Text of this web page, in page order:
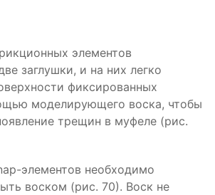
элементов
заглушки, и на них легко
фиксированных
моделирующего воска, чтобы
трещин в муфеле (рис.
элементов необходимо
воском (рис. 70). Воск не